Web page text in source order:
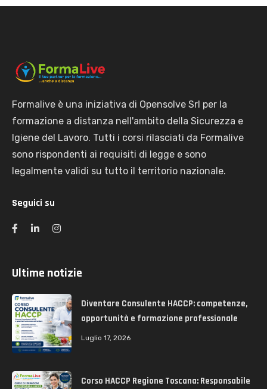
Formalive è una iniziativa di Opensolve Srl per la
formazione a distanza nell'ambito della Sicurezza e
Igiene del Lavoro. Tutti i corsi rilasciati da Formalive
sono rispondenti ai requisiti di legge e sono
legalmente validi su tutto il territorio nazionale.
Seguici su
Ultime notizie
Diventare Consulente HACCP: competenze,
opportunità e formazione professionale
Luglio 17, 2026
Corso HACCP Regione Toscana: Responsabile